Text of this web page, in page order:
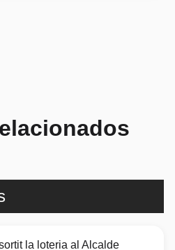
la loteria al Alcalde